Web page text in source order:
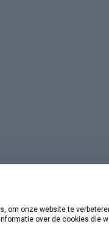
© Copyright
om onze website te
over de cookies die